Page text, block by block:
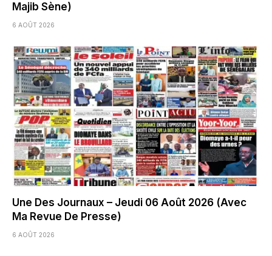
Majib Sène)
6 AOÛT 2026
Une Des Journaux – Jeudi 06 Août 2026 (Avec
Ma Revue De Presse)
6 AOÛT 2026